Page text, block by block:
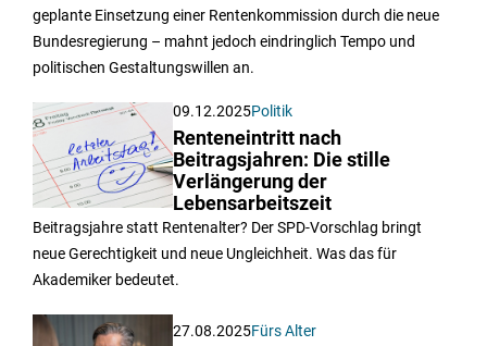
geplante Einsetzung einer Rentenkommission durch die neue
Bundesregierung – mahnt jedoch eindringlich Tempo und
politischen Gestaltungswillen an.
09.12.2025Politik
Renteneintritt nach
Beitragsjahren: Die stille
Verlängerung der
Lebensarbeitszeit
Beitragsjahre statt Rentenalter? Der SPD-Vorschlag bringt
neue Gerechtigkeit und neue Ungleichheit. Was das für
Akademiker bedeutet.
27.08.2025Fürs Alter